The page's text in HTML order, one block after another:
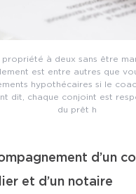
à deux sans être
est entre autres que
hypothécaires si le
dit, chaque conjoint est
du prêt h
d’un
et d’un notaire